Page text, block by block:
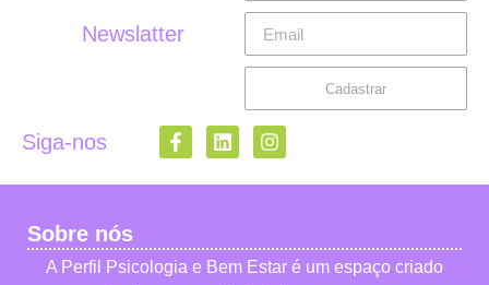
Newslatter
Cadastrar
Siga-nos
Sobre nós
A Perfil Psicologia e Bem Estar é um espaço criado